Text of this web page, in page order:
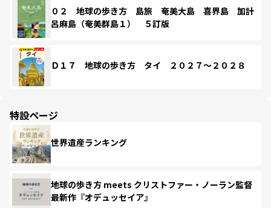
０２ 地球の歩き方 島旅 奄美大島 喜界島 加計
呂麻島（奄美群島１） ５訂版
Ｄ１７ 地球の歩き方 タイ ２０２７～２０２８
特設ページ
世界遺産ランキング
地球の歩き方 meets クリストファー・ノーラン監督
最新作『オデュッセイア』